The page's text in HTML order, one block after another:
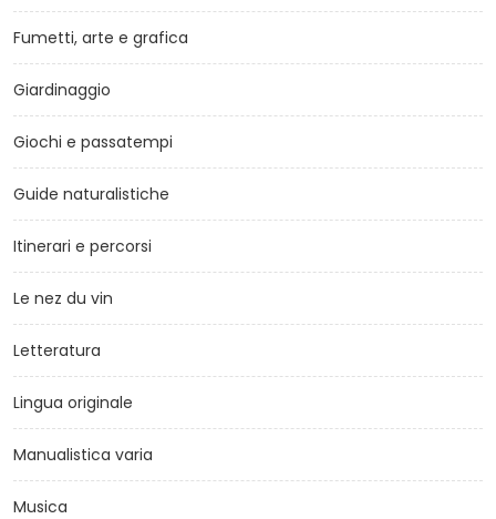
Fumetti, arte e grafica
Giardinaggio
Giochi e passatempi
Guide naturalistiche
Itinerari e percorsi
Le nez du vin
Letteratura
Lingua originale
Manualistica varia
Musica